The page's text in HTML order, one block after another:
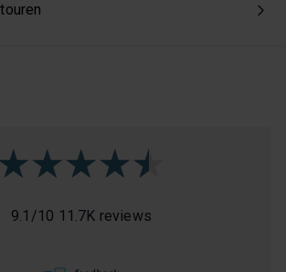
9.1 /10 11.7K reviews